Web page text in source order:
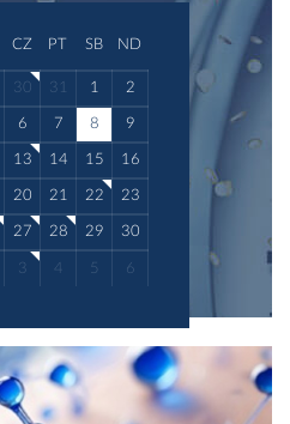
CZ PT SB ND
30 31 1 2
6 7 8 9
13 14 15 16
20 21 22 23
27 28 29 30
3 4 5 6